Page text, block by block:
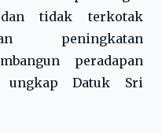
tidak terkotak
peningkatan
peradapan
ungkap Datuk Sri